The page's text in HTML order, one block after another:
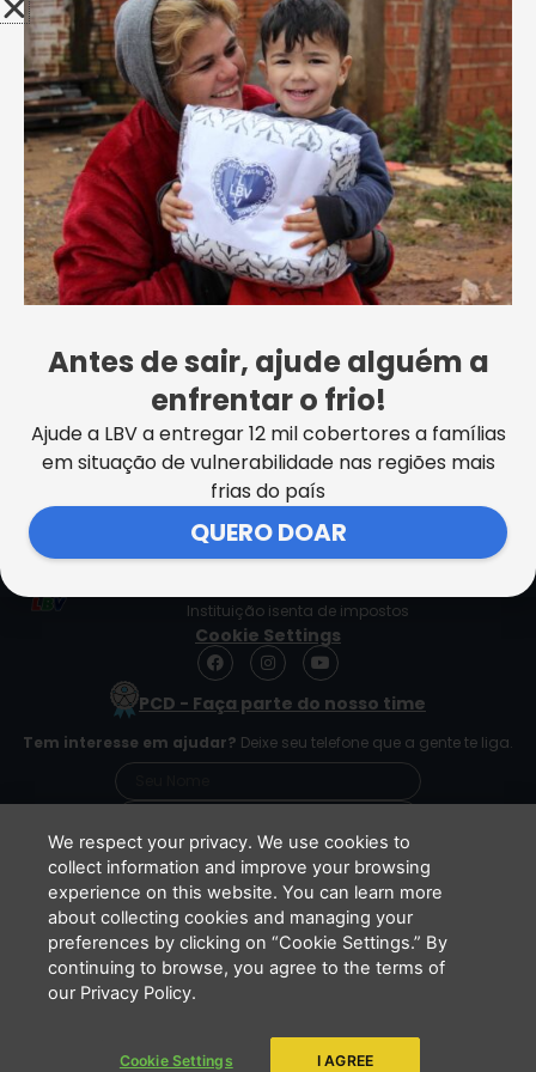
Francisco Periotto acompanha de perto
as ações de transformação social em
Lauro de Freitas
VER MAIS NOTÍCIAS
SEDE CENTRAL DA LBV | Rua Sérgio Tomás, 740 | Bom Retiro |
Instituição isenta de impostos
Cookie Settings
F
a
e
o
o
I
n
s
t
g
r
m
Y
o
t
b
e
PCD - Faça parte do nosso time
Tem interesse em ajudar? Deixe seu telefone que a gente te liga.
Li e concordo que minhas informações serão
tratadas de acordo com oAviso de Privacidade
da LBV
ENVIAR
Copyright 2026 - LBV - Legião da Boa Vontade. Todos os direitos
Antes de sair, ajude alguém a
enfrentar o frio!
Ajude a LBV a entregar 12 mil cobertores a famílias
em situação de vulnerabilidade nas regiões mais
frias do país
QUERO DOAR
We respect your privacy. We use cookies to
collect information and improve your browsing
experience on this website. You can learn more
about collecting cookies and managing your
preferences by clicking on “Cookie Settings.” By
continuing to browse, you agree to the terms of
our Privacy Policy.
Cookie Settings I AGREE